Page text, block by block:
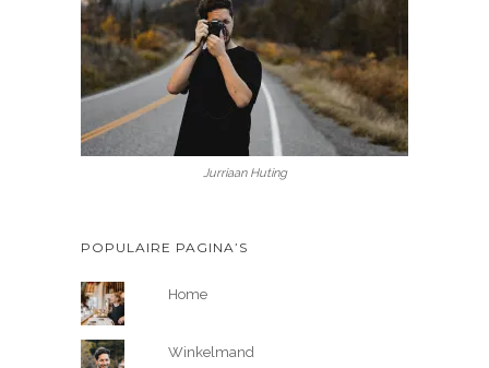
Jurriaan Huting
POPULAIRE PAGINA’S
Home
Winkelmand